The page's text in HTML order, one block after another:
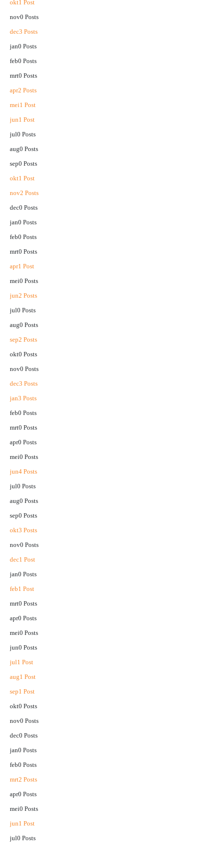
okt1 Post
nov0 Posts
dec3 Posts
jan0 Posts
feb0 Posts
mrt0 Posts
apr2 Posts
mei1 Post
jun1 Post
jul0 Posts
aug0 Posts
sep0 Posts
okt1 Post
nov2 Posts
dec0 Posts
jan0 Posts
feb0 Posts
mrt0 Posts
apr1 Post
mei0 Posts
jun2 Posts
jul0 Posts
aug0 Posts
sep2 Posts
okt0 Posts
nov0 Posts
dec3 Posts
jan3 Posts
feb0 Posts
mrt0 Posts
apr0 Posts
mei0 Posts
jun4 Posts
jul0 Posts
aug0 Posts
sep0 Posts
okt3 Posts
nov0 Posts
dec1 Post
jan0 Posts
feb1 Post
mrt0 Posts
apr0 Posts
mei0 Posts
jun0 Posts
jul1 Post
aug1 Post
sep1 Post
okt0 Posts
nov0 Posts
dec0 Posts
jan0 Posts
feb0 Posts
mrt2 Posts
apr0 Posts
mei0 Posts
jun1 Post
jul0 Posts